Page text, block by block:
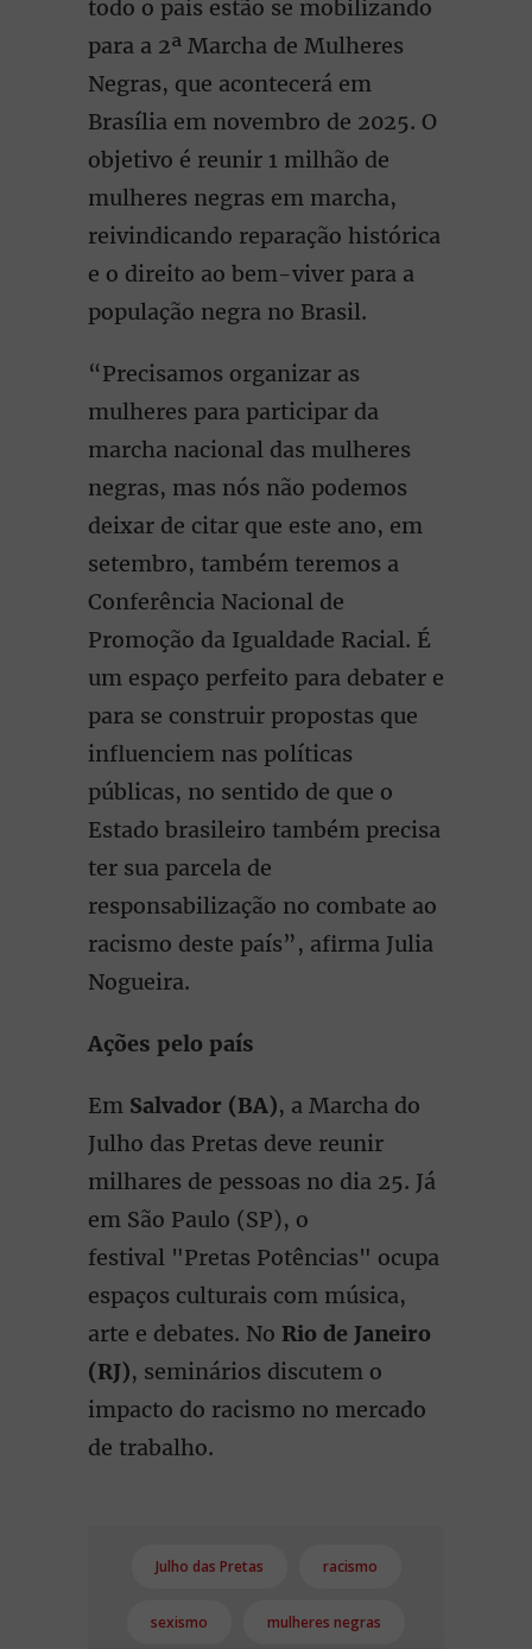
todo o país estão se mobilizando
para a 2ª Marcha de Mulheres
Negras, que acontecerá em
Brasília em novembro de 2025. O
objetivo é reunir 1 milhão de
mulheres negras em marcha,
reivindicando reparação histórica
e o direito ao bem-viver para a
população negra no Brasil.
“Precisamos organizar as
mulheres para participar da
marcha nacional das mulheres
negras, mas nós não podemos
deixar de citar que este ano, em
setembro, também teremos a
Conferência Nacional de
Promoção da Igualdade Racial. É
um espaço perfeito para debater e
para se construir propostas que
influenciem nas políticas
públicas, no sentido de que o
Estado brasileiro também precisa
ter sua parcela de
responsabilização no combate ao
racismo deste país”, afirma Julia
Nogueira.
Ações pelo país
Em Salvador (BA), a Marcha do
Julho das Pretas deve reunir
milhares de pessoas no dia 25. Já
em São Paulo (SP), o
festival "Pretas Potências" ocupa
espaços culturais com música,
arte e debates. No Rio de Janeiro
(RJ), seminários discutem o
impacto do racismo no mercado
de trabalho.
Julho das Pretas racismo
sexismo mulheres negras